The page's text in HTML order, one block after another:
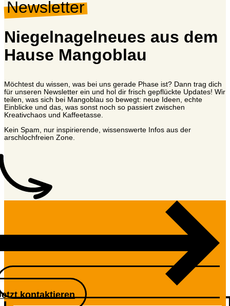
Newsletter
Niegelnagelneues aus dem
Hause Mangoblau
Möchtest du wissen, was bei uns gerade Phase ist? Dann trag dich
für unseren Newsletter ein und hol dir frisch gepflückte Updates! Wir
teilen, was sich bei Mangoblau so bewegt: neue Ideen, echte
Einblicke und das, was sonst noch so passiert zwischen
Kreativchaos und Kaffeetasse.
Kein Spam, nur inspirierende, wissenswerte Infos aus der
arschlochfreien Zone.
kontaktieren